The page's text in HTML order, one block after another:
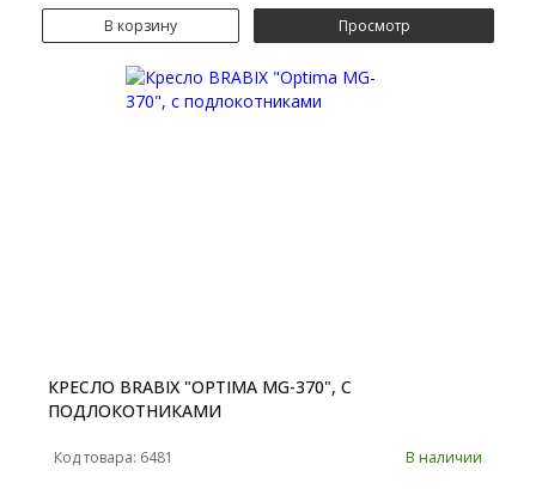
В корзину Просмотр
КРЕСЛО BRABIX "OPTIMA MG-370", С
ПОДЛОКОТНИКАМИ
Код товара: 6481 В наличии